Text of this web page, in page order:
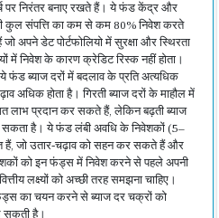
पर निरंतर बनाए रखते हैं। ये फंड केंद्र और
कुल संपत्ति का कम से कम 80% निवेश करते
अपने डेट पोर्टफोलियो में सुरक्षा और स्थिरता
में निवेश के कारण क्रेडिट रिस्क नहीं होता।
फंड ब्याज दरों में बदलाव के प्रति अत्यधिक
अधिक होता है। गिरती ब्याज दरों के माहौल में
लाभ प्रदान कर सकते हैं, लेकिन बढ़ती ब्याज
सकता है। ये फंड लंबी अवधि के निवेशकों (5–
हैं, जो उतार-चढ़ाव को सहन कर सकते हैं और
को इन फंड्स में निवेश करने से पहले अपनी
लक्ष्यों को अच्छी तरह समझना चाहिए।
फंड्स का चयन करने से ब्याज दर चक्रों को
सकती है।